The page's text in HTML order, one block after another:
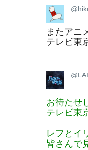
またアニ
テレビ東
お待たせ
テレビ東
レフとイ
皆さんで